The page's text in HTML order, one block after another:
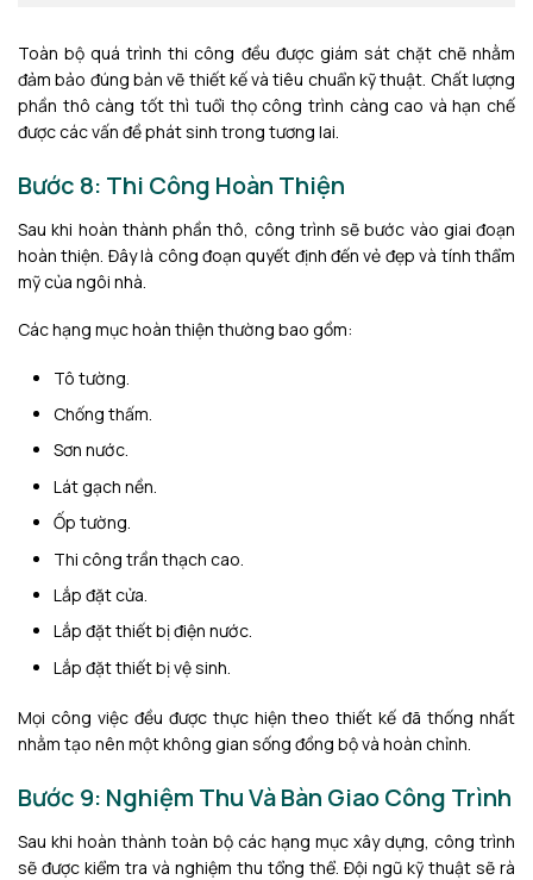
Toàn bộ quá trình thi công đều được giám sát chặt chẽ nhằm
đảm bảo đúng bản vẽ thiết kế và tiêu chuẩn kỹ thuật. Chất lượng
phần thô càng tốt thì tuổi thọ công trình càng cao và hạn chế
được các vấn đề phát sinh trong tương lai.
Bước 8: Thi Công Hoàn Thiện
Sau khi hoàn thành phần thô, công trình sẽ bước vào giai đoạn
hoàn thiện. Đây là công đoạn quyết định đến vẻ đẹp và tính thẩm
mỹ của ngôi nhà.
Các hạng mục hoàn thiện thường bao gồm:
Tô tường.
Chống thấm.
Sơn nước.
Lát gạch nền.
Ốp tường.
Thi công trần thạch cao.
Lắp đặt cửa.
Lắp đặt thiết bị điện nước.
Lắp đặt thiết bị vệ sinh.
Mọi công việc đều được thực hiện theo thiết kế đã thống nhất
nhằm tạo nên một không gian sống đồng bộ và hoàn chỉnh.
Bước 9: Nghiệm Thu Và Bàn Giao Công Trình
Sau khi hoàn thành toàn bộ các hạng mục xây dựng, công trình
sẽ được kiểm tra và nghiệm thu tổng thể. Đội ngũ kỹ thuật sẽ rà